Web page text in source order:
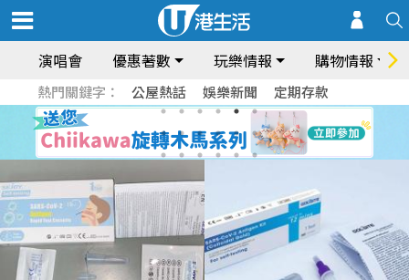
演唱會 優惠著數 玩樂情報 購物情報
熱門關鍵字： 公屋熱話 娛樂新聞 定期存款